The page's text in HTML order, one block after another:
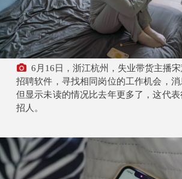
6月16日，浙江杭州，失业带货主播
招聘软件，寻找相同岗位的工作机会，
但显示未读的情况比去年更多了，这代
招人。